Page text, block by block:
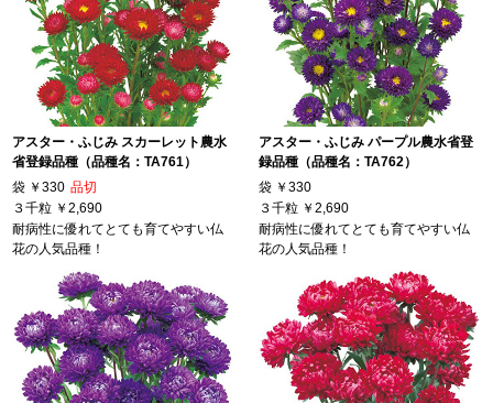
アスター・ふじみ スカーレット農水
省登録品種（品種名：TA761）
袋 ￥330 品切
３千粒 ￥2,690
耐病性に優れてとても育てやすい仏
花の人気品種！
アスター・ふじみ パープル農水省登
録品種（品種名：TA762）
袋 ￥330
３千粒 ￥2,690
耐病性に優れてとても育てやすい仏
花の人気品種！